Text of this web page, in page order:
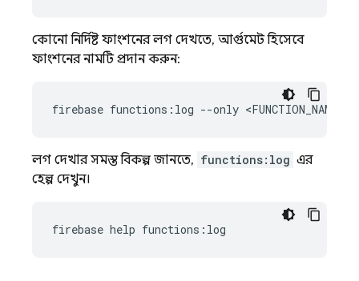
কোনো নির্দিষ্ট ফাংশনের লগ দেখতে, আর্গুমেন্ট হিসেবে
ফাংশনের নামটি প্রদান করুন:
লগ দেখার সমস্ত বিকল্প জানতে, functions:log এর
হেল্প দেখুন।